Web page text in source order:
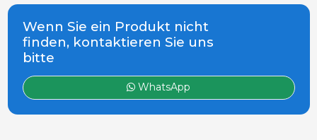
Wenn Sie ein Produkt nicht
finden, kontaktieren Sie uns
bitte
WhatsApp